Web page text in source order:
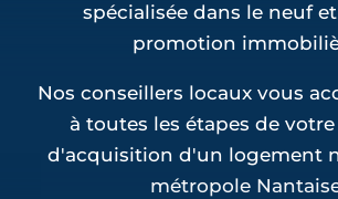
spécialisée dans le neuf
promotion
Nos conseillers locaux vous
à toutes les étapes de
d'acquisition d'un logement
métropole